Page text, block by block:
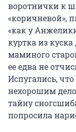
воротнички к
«коричневой»,
«как у
куртка из
маминого
ее едва не
Испугались,
нехорошим
тайну
попросила